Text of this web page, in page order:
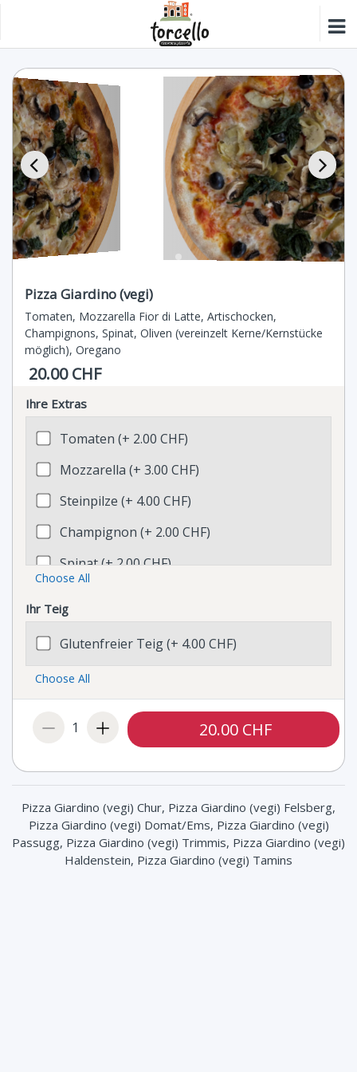
Pizza Giardino (vegi)
Tomaten, Mozzarella Fior di Latte, Artischocken,
Champignons, Spinat, Oliven (vereinzelt Kerne/Kernstücke
möglich), Oregano
20.00 CHF
Ihre Extras
Tomaten (+ 2.00 CHF)
Mozzarella (+ 3.00 CHF)
Steinpilze (+ 4.00 CHF)
Champignon (+ 2.00 CHF)
Spinat (+ 2.00 CHF)
Broccoli (+ 2.00 CHF)
Sugo (+ 1.00 CHF)
Parmesanstreifen (+ 2.00 CHF)
Rucola (+ 2.00 CHF)
Aubergine (+ 2.00 CHF)
Zucchetti (+ 2.00 CHF)
Peperoni (+ 2.00 CHF)
Hinterschinken (+ 3.00 CHF)
Choose All
Ihr Teig
Glutenfreier Teig (+ 4.00 CHF)
Choose All
1 20.00 CHF
Pizza Giardino (vegi) Chur, Pizza Giardino (vegi) Felsberg,
Pizza Giardino (vegi) Domat/Ems, Pizza Giardino (vegi)
Passugg, Pizza Giardino (vegi) Trimmis, Pizza Giardino (vegi)
Haldenstein, Pizza Giardino (vegi) Tamins